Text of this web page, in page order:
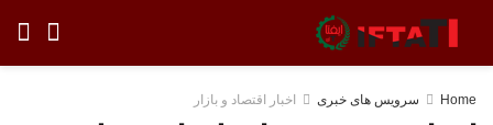
Home سرویس های خبری اخبار اقتصاد و بازار